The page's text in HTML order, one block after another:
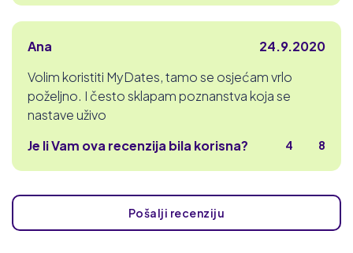
Ana
24.9.2020
Volim koristiti MyDates, tamo se osjećam vrlo
poželjno. I često sklapam poznanstva koja se
nastave uživo
Je li Vam ova recenzija bila korisna?
4 8
Pošalji recenziju